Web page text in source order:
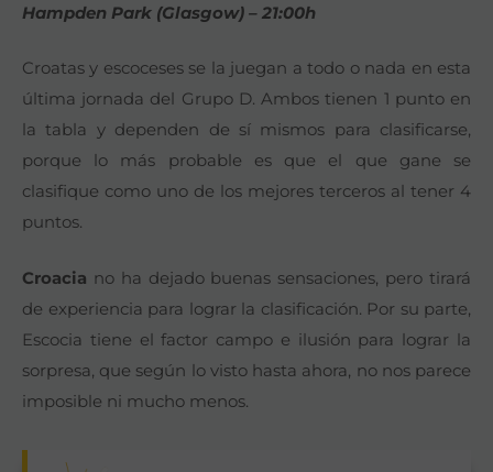
Hampden Park (Glasgow) – 21:00h
Croatas y escoceses se la juegan a todo o nada en esta
última jornada del Grupo D. Ambos tienen 1 punto en
la tabla y dependen de sí mismos para clasificarse,
porque lo más probable es que el que gane se
clasifique como uno de los mejores terceros al tener 4
puntos.
Croacia no ha dejado buenas sensaciones, pero tirará
de experiencia para lograr la clasificación. Por su parte,
Escocia tiene el factor campo e ilusión para lograr la
sorpresa, que según lo visto hasta ahora, no nos parece
imposible ni mucho menos.